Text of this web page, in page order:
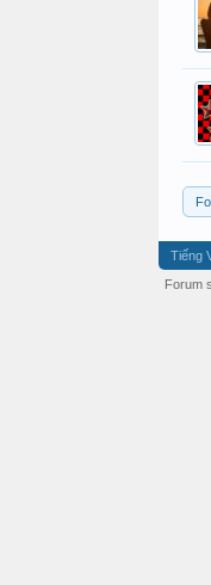
Tiếng
Forum